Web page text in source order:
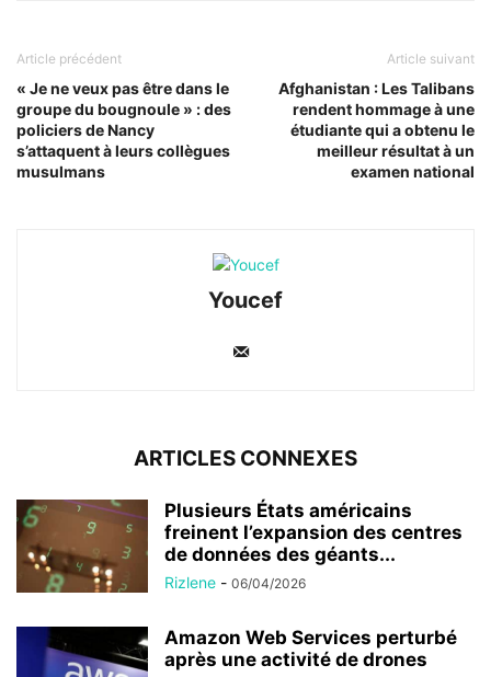
Article précédent
« Je ne veux pas être dans le
groupe du bougnoule » : des
policiers de Nancy
s’attaquent à leurs collègues
musulmans
Article suivant
Afghanistan : Les Talibans
rendent hommage à une
étudiante qui a obtenu le
meilleur résultat à un
examen national
Youcef
ARTICLES CONNEXES
Plusieurs États américains
freinent l’expansion des centres
de données des géants...
Rizlene - 06/04/2026
Amazon Web Services perturbé
après une activité de drones